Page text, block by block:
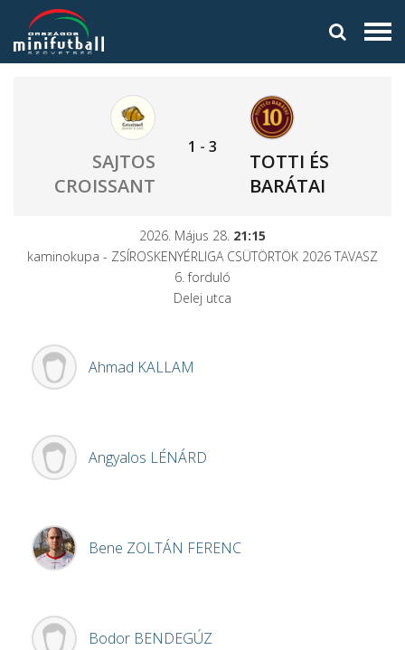
SAJTOS
CROISSANT
1 - 3
TOTTI ÉS
BARÁTAI
2026. Május 28. 21:15
kaminokupa - ZSÍROSKENYÉRLIGA CSÜTÖRTÖK 2026 TAVASZ
6. forduló
Delej utca
Ahmad KALLAM
Angyalos LÉNÁRD
Bene ZOLTÁN FERENC
Bodor BENDEGÚZ